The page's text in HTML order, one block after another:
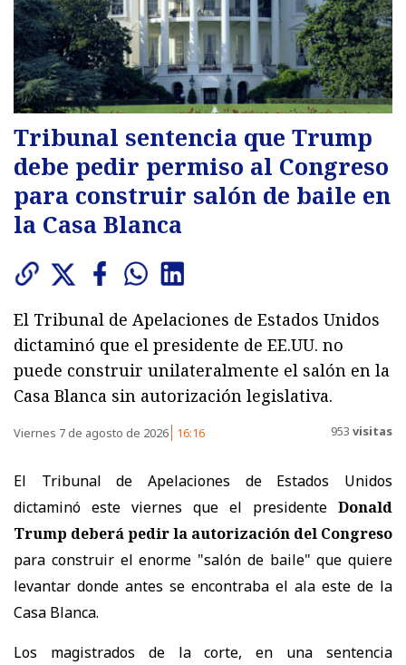
Tribunal sentencia que Trump
debe pedir permiso al Congreso
para construir salón de baile en
la Casa Blanca
El Tribunal de Apelaciones de Estados Unidos
dictaminó que el presidente de EE.UU. no
puede construir unilateralmente el salón en la
Casa Blanca sin autorización legislativa.
Viernes 7 de agosto de 2026 16:16 953 visitas
El Tribunal de Apelaciones de Estados Unidos
dictaminó este viernes que el presidente Donald
Trump deberá pedir la autorización del Congreso
para construir el enorme "salón de baile" que quiere
levantar donde antes se encontraba el ala este de la
Casa Blanca.
Los magistrados de la corte, en una sentencia